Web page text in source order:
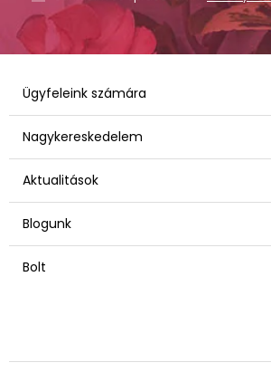
Ügyfeleink számára
Nagykereskedelem
Aktualitások
Blogunk
Bolt